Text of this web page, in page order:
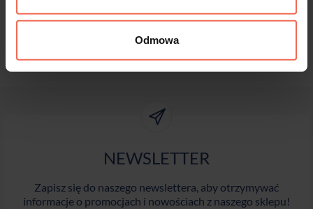
Odmowa
NEWSLETTER
Zapisz się do naszego newslettera, aby otrzymywać
informacje o promocjach i nowościach z naszego sklepu!